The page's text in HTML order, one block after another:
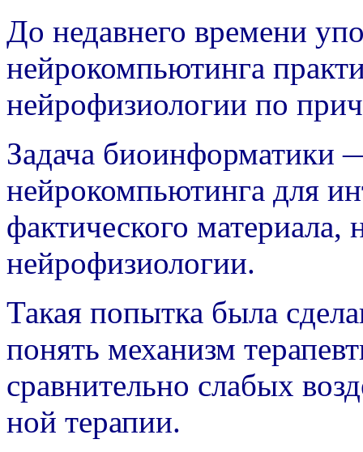
До недавнего времени
нейрокомпьютинга
нейрофизиологии по
Задача биоинформатики
нейрокомпьютинга для
фактического материала,
нейрофизиологии.
Такая попытка была
понять механизм
сравнительно слабых
ной терапии.